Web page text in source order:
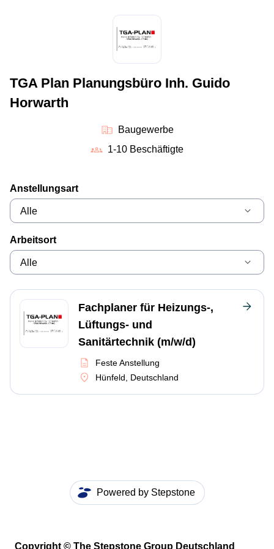
TGA Plan Planungsbüro Inh. Guido
Horwarth
Baugewerbe
1-10 Beschäftigte
Anstellungsart
Arbeitsort
Fachplaner für Heizungs-,
Lüftungs- und
Sanitärtechnik (m/w/d)
Feste Anstellung
Hünfeld, Deutschland
Powered by Stepstone
Copyright © The Stepstone Group Deutschland